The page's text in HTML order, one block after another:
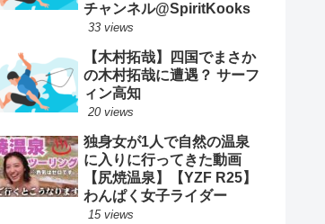
チャンネル@SpiritKooks
33 views
【木村拓哉】四国でまさか
の木村拓哉に遭遇？ サーフ
ィン高知
20 views
独身女が1人で自然の温泉
に入りに行ってきた動画
【尻焼温泉】【YZF R25】
わんぱく女子ライダー
15 views